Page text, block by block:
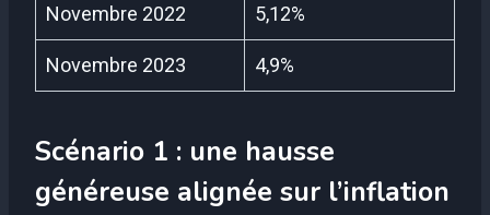
Novembre 2022 5,12%
Novembre 2023 4,9%
Scénario 1 : une hausse
généreuse alignée sur l’inflation